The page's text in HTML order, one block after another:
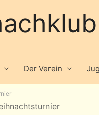
Der Verein